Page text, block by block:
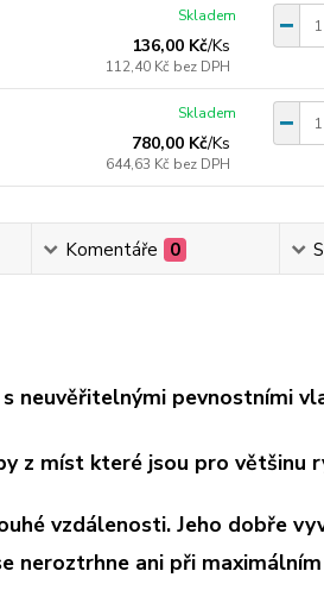
136,00 Kč/Ks
112,40 Kč bez DPH
Skladem
780,00 Kč/Ks
644,63 Kč bez DPH
Skladem
Komentáře 0
neuvěřitelnými pevnostními
z míst které jsou pro většinu
vzdálenosti. Jeho dobře
neroztrhne ani při